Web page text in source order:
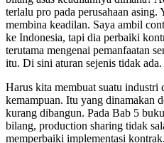
terlalu pro pada perusahaan
membina keadilan. Saya ambil
ke Indonesia, tapi dia perbaiki
terutama mengenai pemanfaatan
itu. Di sini aturan sejenis tidak ada.
Harus kita membuat suatu industri
kemampuan. Itu yang dinamakan
kurang dibangun. Pada Bab 5
bilang, production sharing tidak
memperbaiki implementasi